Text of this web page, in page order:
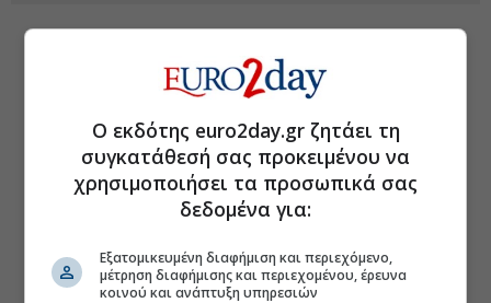
Ο εκδότης euro2day.gr ζητάει τη
συγκατάθεσή σας προκειμένου να
χρησιμοποιήσει τα προσωπικά σας
δεδομένα για:
Εξατομικευμένη διαφήμιση και περιεχόμενο,
μέτρηση διαφήμισης και περιεχομένου, έρευνα
κοινού και ανάπτυξη υπηρεσιών